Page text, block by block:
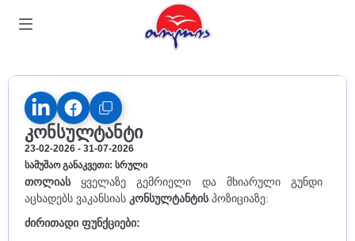
კონსულტანტი
23-02-2026 - 31-07-2026
სამუშაო განაკვეთი: სრული
თოლიასყველაზე გემრიელი და მხიარული გუნდი
აცხადებს ვაკანსიას კონსულტანტისპოზიციაზე:
ძირითადი ფუნქციები: